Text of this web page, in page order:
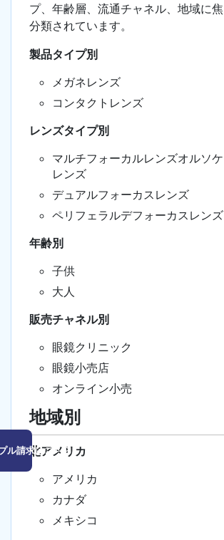
ル請求はこちら
プ、年齢層、流通チャネル、地域に
分類されています。
製品タイプ別
メガネレンズ
コンタクトレンズ
レンズタイプ別
マルチフォーカルレンズオルソ
レンズ
デュアルフォーカスレンズ
ペリフェラルデフォーカスレンズ
年齢別
子供
大人
販売チャネル別
眼鏡クリニック
眼鏡小売店
オンライン小売
地域別
北アメリカ
アメリカ
カナダ
メキシコ